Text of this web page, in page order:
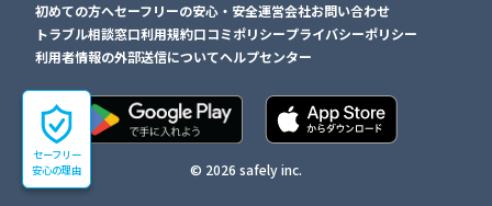
セーフリー
安心の理由
初めての方へセーフリーの安心・安全運営会社お問い合わせ
トラブル相談窓口利用規約口コミポリシープライバシーポリシー
利用者情報の外部送信についてヘルプセンター
© 2026 safely inc.